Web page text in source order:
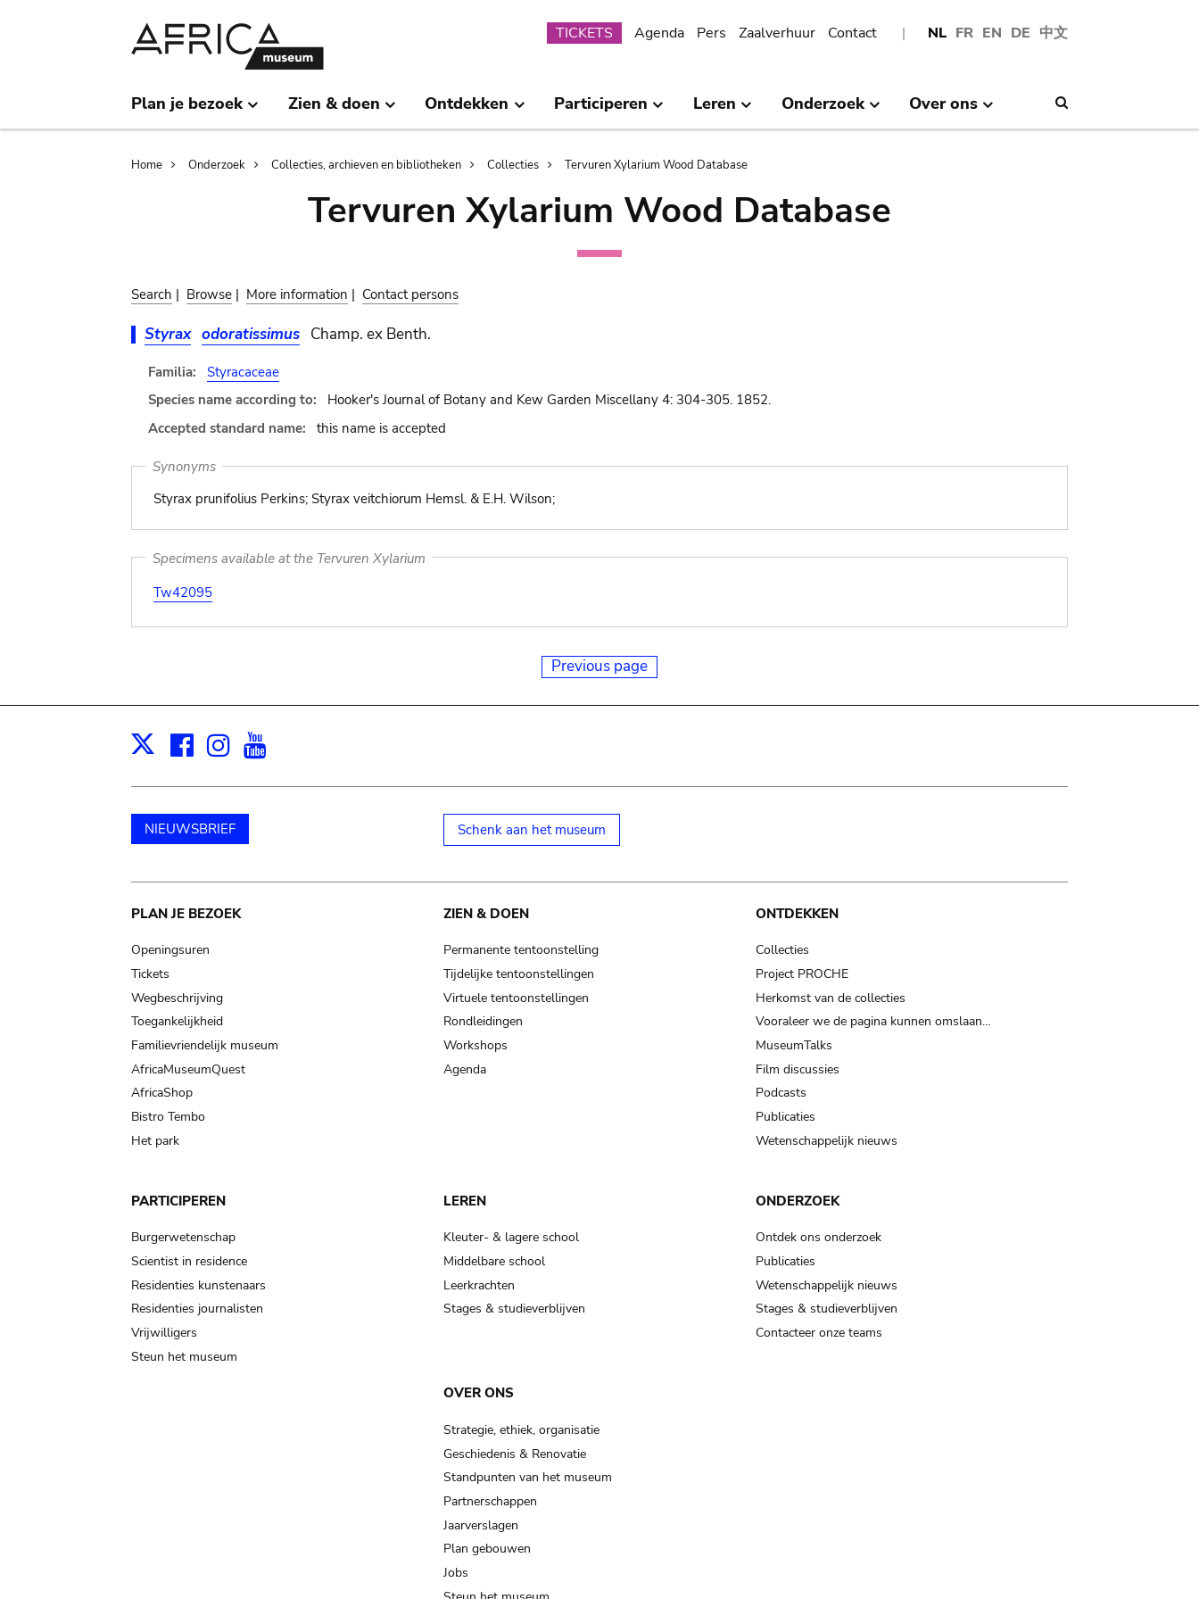
NL FR EN DE 中文
Submenu
TICKETS Agenda Pers Zaalverhuur Contact
Plan je bezoek Zien & doen Ontdekken Participeren Leren Onderzoek Over ons
Breadcrumb
Home Onderzoek Collecties, archieven en bibliotheken Collecties Tervuren Xylarium Wood Database
Tervuren Xylarium Wood Database
Search | Browse | More information | Contact persons
Styrax odoratissimus Champ. ex Benth.
Familia:
Styracaceae
Species name according to:
Hooker's Journal of Botany and Kew Garden Miscellany 4: 304-305. 1852.
Accepted standard name:
this name is accepted
Synonyms
Styrax prunifolius Perkins; Styrax veitchiorum Hemsl. & E.H. Wilson;
Specimens available at the Tervuren Xylarium
Tw42095
Previous page
X Facebook
Instagram
NIEUWSBRIEF Schenk aan het museum
Main
navigation
PLAN JE BEZOEK
Openingsuren
Tickets
Wegbeschrijving
Toegankelijkheid
Familievriendelijk museum
AfricaMuseumQuest
AfricaShop
Bistro Tembo
Het park
ZIEN & DOEN
Permanente tentoonstelling
Tijdelijke tentoonstellingen
Virtuele tentoonstellingen
Rondleidingen
Workshops
Agenda
ONTDEKKEN
Collecties
Project PROCHE
Herkomst van de collecties
Vooraleer we de pagina kunnen omslaan…
MuseumTalks
Film discussies
Podcasts
Publicaties
Wetenschappelijk nieuws
PARTICIPEREN
Burgerwetenschap
Scientist in residence
Residenties kunstenaars
Residenties journalisten
Vrijwilligers
Steun het museum
LEREN
Kleuter- & lagere school
Middelbare school
Leerkrachten
Stages & studieverblijven
ONDERZOEK
Ontdek ons onderzoek
Publicaties
Wetenschappelijk nieuws
Stages & studieverblijven
Contacteer onze teams
OVER ONS
Strategie, ethiek, organisatie
Geschiedenis & Renovatie
Standpunten van het museum
Partnerschappen
Jaarverslagen
Plan gebouwen
Jobs